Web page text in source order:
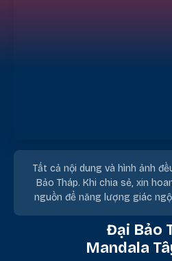
Tất cả nội dung và hình ảnh
Bảo Tháp. Khi chia sẻ, xin
nguồn để năng lượng giác
Đại Bảo
Mandala